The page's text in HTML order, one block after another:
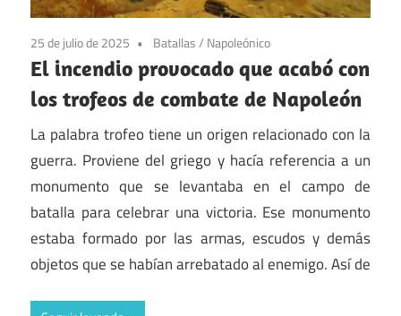
25 de julio de 2025 Batallas/ Napoleónico
El incendio provocado que acabó con
los trofeos de combate de Napoleón
La palabra trofeo tiene un origen relacionado con la
guerra. Proviene del griego y hacía referencia a un
monumento que se levantaba en el campo de
batalla para celebrar una victoria. Ese monumento
estaba formado por las armas, escudos y demás
objetos que se habían arrebatado al enemigo. Así de